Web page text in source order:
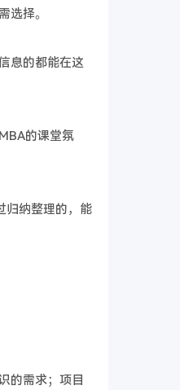
择。
息的都能在这
的课堂氛
纳整理的，能
的需求；项目